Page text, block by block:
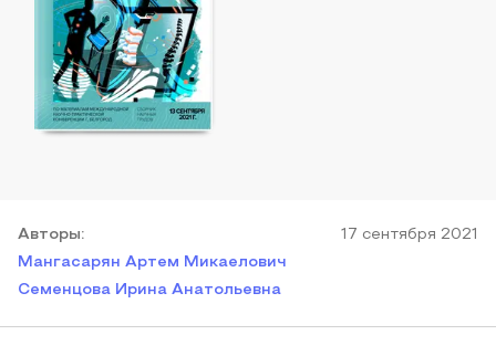
Авторы:
Мангасарян Артем Микаелович
Семенцова Ирина Анатольевна
17 сентября 2021